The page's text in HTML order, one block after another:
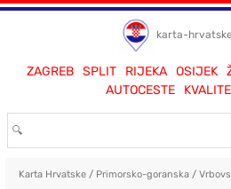
karta-
ZAGREB SPLIT RIJEKA OSIJEK
AUTOCESTE
Karta Hrvatske/ Primorsko-goranska/